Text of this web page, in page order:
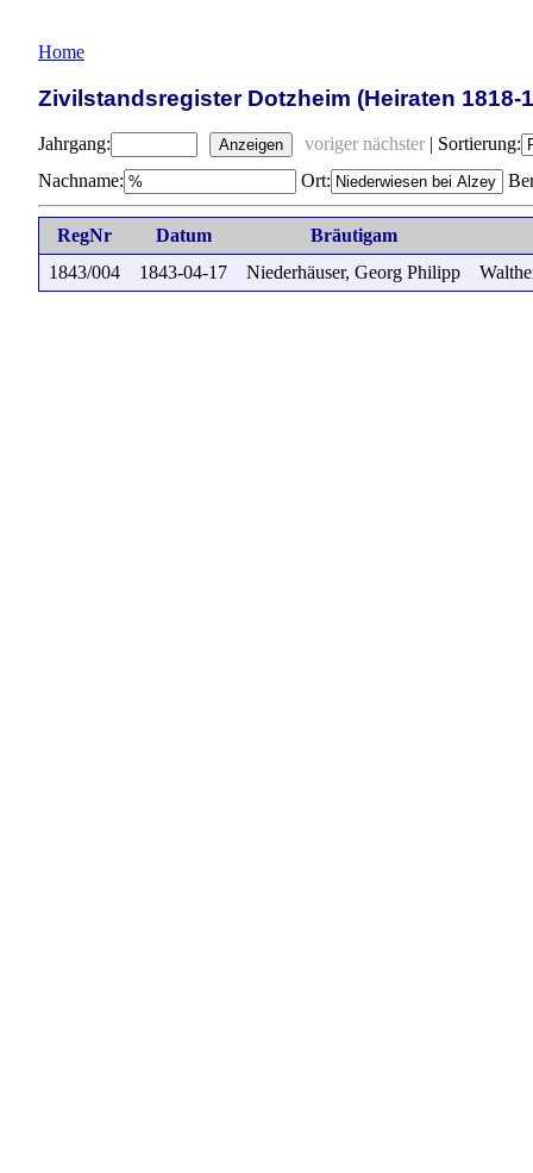
Home
Zivilstandsregister Dotzheim (Heiraten 1818-
Jahrgang: Anzeigen voriger nächster | Sortierung:
Nachname:
Ort:
RegNr Datum
Bräutigam
1843/004
1843-04-17 Niederhäuser, Georg Philipp